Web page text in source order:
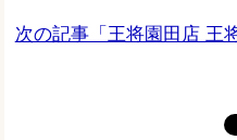
次の記事「王将園田店 王